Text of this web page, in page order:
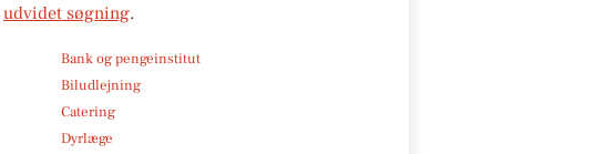
udvidet søgning.
Bank og pengeinstitut
Biludlejning
Catering
Dyrlæge